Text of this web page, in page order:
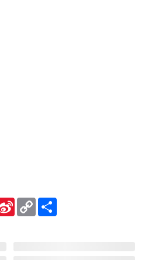
Sina
Weibo
Copy
Link